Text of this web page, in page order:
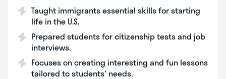
Taught immigrants essential skills for starting
life in the U.S.
Prepared students for citizenship tests and job
interviews.
Focuses on creating interesting and fun lessons
tailored to students' needs.